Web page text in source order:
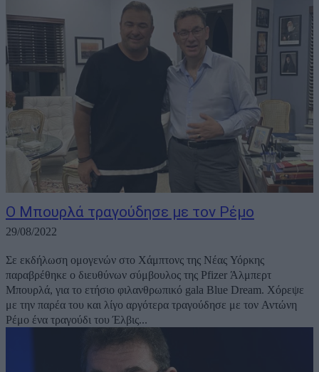
Ο Μπουρλά τραγούδησε με τον Ρέμο
29/08/2022
Σε εκδήλωση ομογενών στο Χάμπτονς της Νέας Υόρκης
παραβρέθηκε ο διευθύνων σύμβουλος της Pfizer Άλμπερτ
Μπουρλά, για το ετήσιο φιλανθρωπικό gala Blue Dream. Χόρεψε
με την παρέα του και λίγο αργότερα τραγούδησε με τον Αντώνη
Ρέμο ένα τραγούδι του Έλβις...